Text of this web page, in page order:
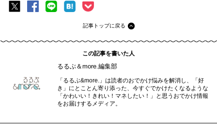
記事トップに戻る
この記事を書いた人
るるぶ＆more.編集部
「るるぶ&more.」は読者のおでかけ悩みを解消し、「好
き」にとことん寄り添った、今すぐでかけたくなるような
「かわいい！きれい！マネしたい！」と思うおでかけ情報
をお届けするメディア。